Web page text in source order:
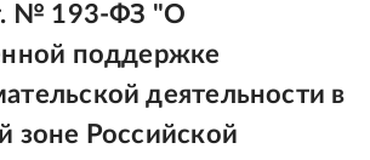
№ 193-ФЗ "О
поддержке
деятельности в
зоне Российской